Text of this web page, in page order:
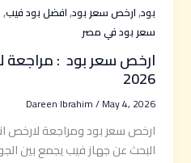
بود,ارخص سعر بود,افضل بود فيب,
سعر بود في مصر
ارخص سعر بود : مراجعة
2026
Dareen Ibrahim/May 4, 2026
البحث عن جهاز فيب يجمع بين